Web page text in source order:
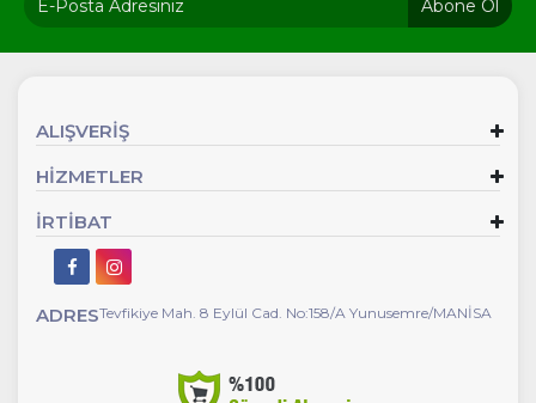
Abone Ol
ALIŞVERİŞ
HİZMETLER
İRTİBAT
ADRESTevfikiye Mah. 8 Eylül Cad. No:158/A Yunusemre/MANİSA